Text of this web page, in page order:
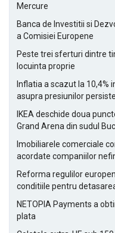
Mercure
Banca de Investitii si
a Comisiei Europene
Peste trei sferturi dintre
locuinta proprie
Inflatia a scazut la 10,4%
asupra presiunilor
IKEA deschide doua
Grand Arena din sudul
Imobiliarele comerciale
acordate companiilor
Reforma regulilor
conditiile pentru
NETOPIA Payments a
plata